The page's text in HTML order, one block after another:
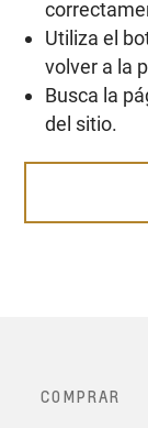
Utiliza el
volver a la
Busca la
del sitio.